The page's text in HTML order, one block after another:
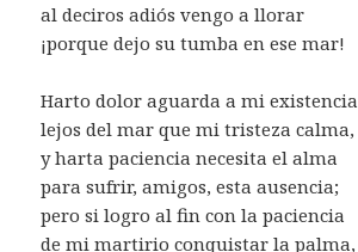
al deciros adiós vengo a llorar
¡porque dejo su tumba en ese mar!
Harto dolor aguarda a mi existencia
lejos del mar que mi tristeza calma,
y harta paciencia necesita el alma
para sufrir, amigos, esta ausencia;
pero si logro al fin con la paciencia
de mi martirio conquistar la palma,